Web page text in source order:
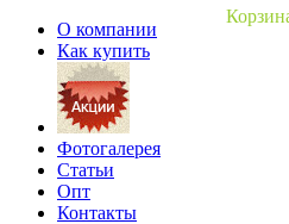
О компании
Как купить
Фотогалерея
Статьи
Опт
Контакты